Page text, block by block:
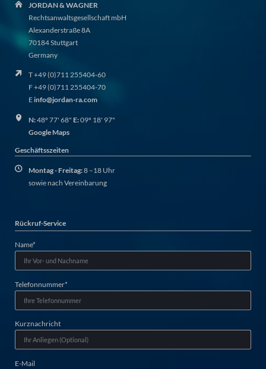
JORDAN & WAGNER
Rechtsanwaltsgesellschaft mbH
Alexanderstraße 8A
70184 Stuttgart
Germany
T +49 (0)711 255404-60
F +49 (0)711 255404-70
Einfo@jordan-ra.com
N:48º 77' 68" E:09º 18' 97"
Google Maps
Geschäftsszeiten
Montag - Freitag:8 –18 Uhr
sowie nach Vereinbarung
Rückruf-Service
Pflichtfeld
Name*
Pflichtfeld
Telefonnummer*
Kurznachricht
E-Mail